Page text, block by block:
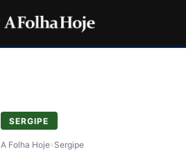
SERGIPE
A Folha Hoje› Sergipe